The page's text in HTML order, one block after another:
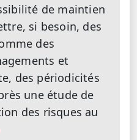
de maintien
si besoin, des
des
et
des périodicités
une étude de
des risques au